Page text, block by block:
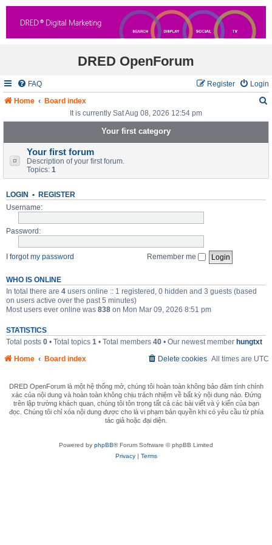
DRED OpenForum
FAQ Login
Register
Home
Board index
h
It is currently Sat Aug 08, 2026 12:54 pm
Your first category
Your first forum
Description of your first forum.
Topics: 1
LOGIN • REGISTER
Username:
Password:
I forgot my password Remember me
WHO IS ONLINE
In total there are 4 users online :: 1 registered, 0 hidden and 3 guests (based
on users active over the past 5 minutes)
Most users ever online was 838 on Mon Mar 09, 2026 8:51 pm
STATISTICS
Total posts 0 • Total topics 1 • Total members 40 • Our newest member hungtxt
Home Board index All times are UTC
Delete cookies
DRED OpenForum là một hệ thống mở, chúng tôi hoàn toàn không bảo đảm tính chính
xác của nội dung và hoàn toàn không chịu trách nhiệm về bất kỳ nội dung nào. Đứng
trên lập trường khách quan, chúng tôi tôn trọng tất cả các bài viết và ý kiến của bạn
đọc. Chúng tôi chỉ xóa nội dung được cho là vi phạm bản quyền khi có yêu cầu từ phía
tác giả hoặc đại diện.
Powered by phpBB®Forum Software © phpBB Limited
Privacy| Terms